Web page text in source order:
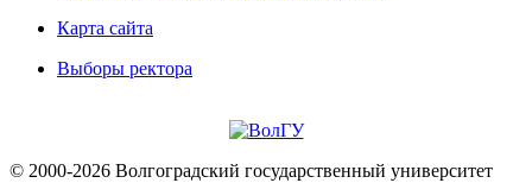
Карта сайта
Выборы ректора
© 2000-2026 Волгоградский государственный университет